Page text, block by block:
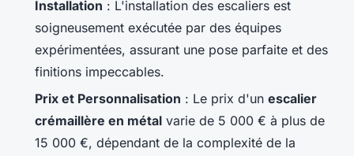
Installation : L'installation des escaliers est
soigneusement exécutée par des équipes
expérimentées, assurant une pose parfaite et des
finitions impeccables.
Prix et Personnalisation : Le prix d'un escalier
crémaillère en métal varie de 5 000 € à plus de
15 000 €, dépendant de la complexité de la